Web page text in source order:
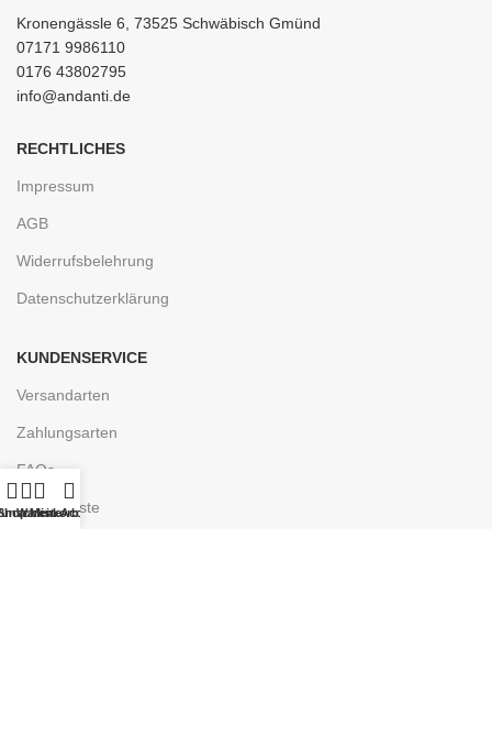
Kronengässle 6, 73525 Schwäbisch Gmünd
07171 9986110
0176 43802795
info@andanti.de
RECHTLICHES
Impressum
AGB
Widerrufsbelehrung
Datenschutzerklärung
KUNDENSERVICE
Versandarten
Zahlungsarten
FAQs
Wunschliste
Warenkorb
Mein Account